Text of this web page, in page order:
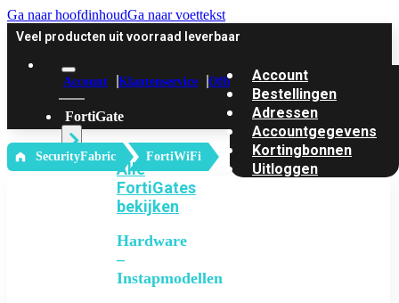
Ga naar hoofdinhoudGa naar voettekst
Veel producten uit voorraad leverbaar
Account Klantenservice Offerte
FortiGate
Alle
FortiGates
bekijken
Hardware
–
Instapmodellen
Account
Bestellingen
Adressen
Accountgegevens
Kortingbonnen
Uitloggen
‎ SecurityFabric FortiWiFi